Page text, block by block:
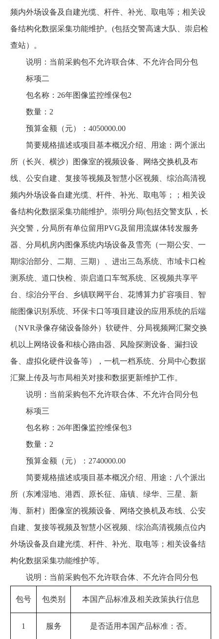
频内外场设备及自建光缆、杆件、补光、取电等；相关设
备结构化数据采集功能维护。(包括交警高速大队、崇启检
查站）。
说明：当前采购包不允许联合体、不允许合同分包
标项二
包名称：26年图像监控维保包2
数量：2
预算金额（元）：4050000.00
简要规格描述或项目基本概况介绍、用途：两个派出
所（长兴、横沙）图像室的视频设备、网络交换机及布
线、公安自建、复接等视频及智慧小区视频、综治高清视
频内外场设备自建光缆、杆件、补光、取电等；；相关设
备结构化数据采集功能维护。崇明分局(包括交警支队，长
兴交警，分局所有单位留用PVG及留用流媒体转发服务
器、分局机房内图像系统内场设备及雪亮（一期公安、一
期综治部分、二期、三期）、进出三岛系统、市域卡口检
测系统、道口快检、崇启道口车驾系统、区视频共享平
台、综治分平台、乡镇联网平台、花博算力扩容项目、智
能图像识别系统、环保卡口等项目建设的应用系统的后端
（NVR录像存储设备除外）软硬件、分局视频网汇聚交换
机以上网络设备和核心路由器、风险探测设备、漏扫设
备、虚拟化硬件设备等），一机一档系统、分局中心数据
汇聚上传及与市局相关对接和数据更新维护工作。
说明：当前采购包不允许联合体、不允许合同分包
标项三
包名称：26年图像监控维保包3
数量：2
预算金额（元）：2740000.00
简要规格描述或项目基本概况介绍、用途：八个派出
所（东滩湿地、港西、原长征、庙镇、绿华、三星、新
海、新村）图像室的视频设备、网络交换机及布线、公安
自建、复接等视频及智慧小区视频、综治高清视频点位内
外场设备及自建光缆、杆件、补光、取电等；相关设备结
构化数据采集功能维护等。
说明：当前采购包不允许联合体、不允许合同分包
包号 包类别 本国产品标准及相关政策执行信息
1 服务 是否适用本国产品标准：否。